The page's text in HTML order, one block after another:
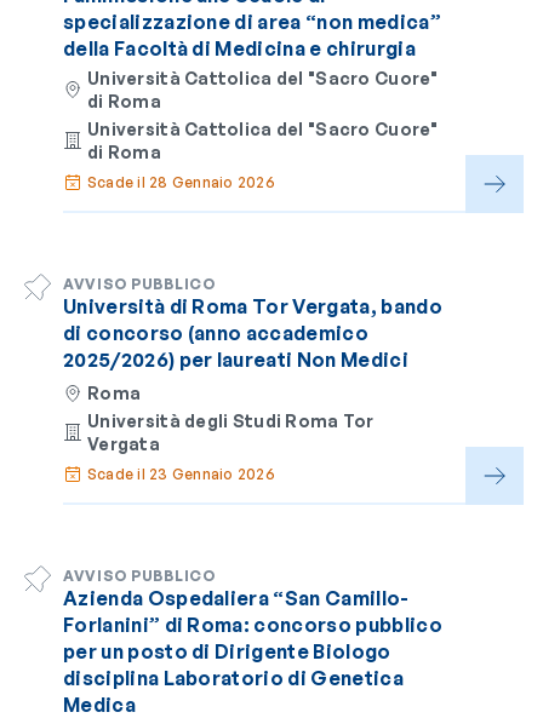
specializzazione di area “non medica”
della Facoltà di Medicina e chirurgia
Università Cattolica del "Sacro Cuore"
di Roma
Università Cattolica del "Sacro Cuore"
di Roma
Scade il 28 Gennaio 2026
AVVISO PUBBLICO
Università di Roma Tor Vergata, bando
di concorso (anno accademico
2025/2026) per laureati Non Medici
Roma
Università degli Studi Roma Tor
Vergata
Scade il 23 Gennaio 2026
AVVISO PUBBLICO
Azienda Ospedaliera “San Camillo-
Forlanini” di Roma: concorso pubblico
per un posto di Dirigente Biologo
disciplina Laboratorio di Genetica
Medica